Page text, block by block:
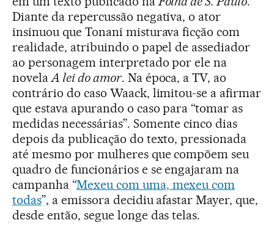
Diante da repercussão negativa, o ator
insinuou que Tonani misturava ficção com
realidade, atribuindo o papel de assediador
ao personagem interpretado por ele na
novelaA lei do amor. Na época, a TV, ao
contrário do caso Waack, limitou-se a afirmar
que estava apurando o caso para “tomar as
medidas necessárias”. Somente cinco dias
depois da publicação do texto, pressionada
até mesmo por mulheres que compõem seu
quadro de funcionários e se engajaram na
campanha “Mexeu com uma, mexeu com
todas”, a emissora decidiu afastar Mayer, que,
desde então, segue longe das telas.